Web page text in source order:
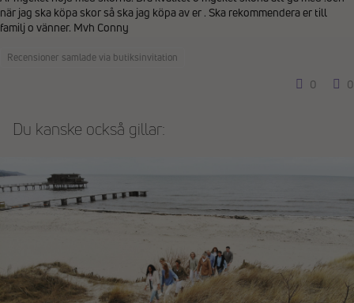
när jag ska köpa skor så ska jag köpa av er . Ska rekommendera er till
familj o vänner. Mvh Conny
Recensioner samlade via butiksinvitation
0 0
Du kanske också gillar: